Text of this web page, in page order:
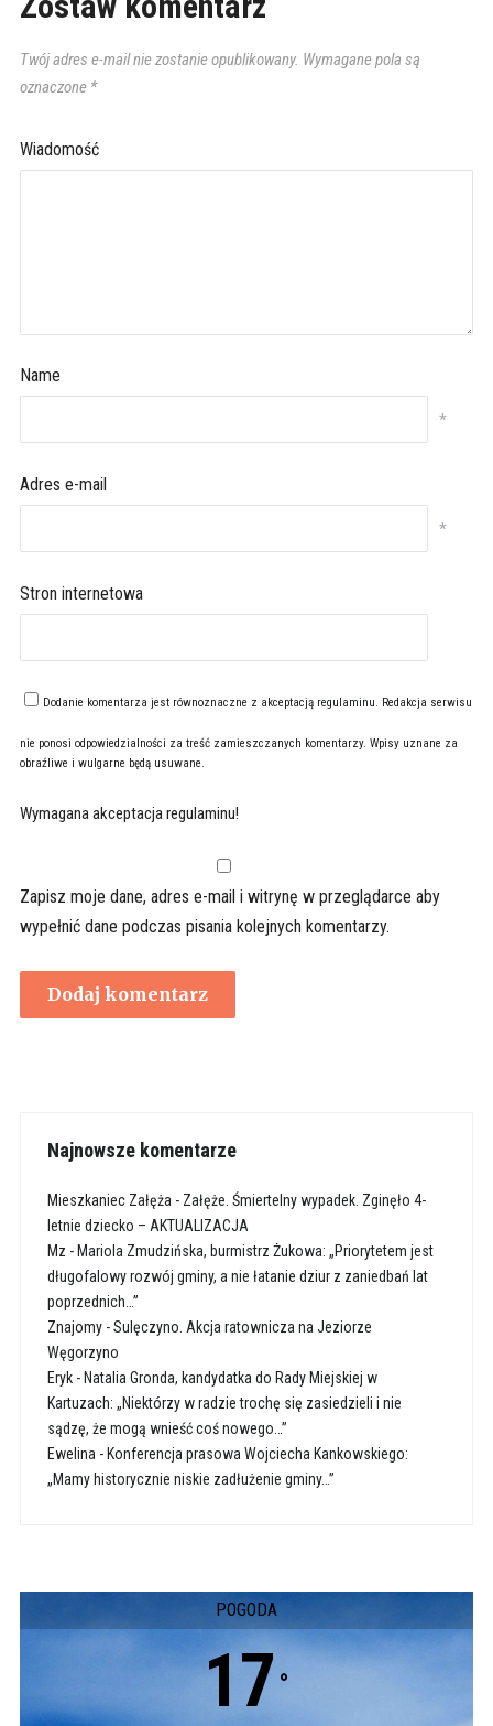
Twój adres e-mail nie zostanie opublikowany. Wymagane pola są
oznaczone *
Wiadomość
Name
*
Adres e-mail
*
Stron internetowa
Dodanie komentarza jest równoznaczne z akceptacją regulaminu. Redakcja serwisu
nie ponosi odpowiedzialności za treść zamieszczanych komentarzy. Wpisy uznane za
obraźliwe i wulgarne będą usuwane.
Wymagana akceptacja regulaminu!
Zapisz moje dane, adres e-mail i witrynę w przeglądarce aby
wypełnić dane podczas pisania kolejnych komentarzy.
Najnowsze komentarze
Mieszkaniec Załęża - Załęże. Śmiertelny wypadek. Zginęło 4-
letnie dziecko – AKTUALIZACJA
Mz - Mariola Zmudzińska, burmistrz Żukowa: „Priorytetem jest
długofalowy rozwój gminy, a nie łatanie dziur z zaniedbań lat
poprzednich…”
Znajomy-Sulęczyno. Akcja ratownicza na Jeziorze
Węgorzyno
Eryk- Natalia Gronda, kandydatka do Rady Miejskiej w
Kartuzach: „Niektórzy w radzie trochę się zasiedzieli i nie
sądzę, że mogą wnieść coś nowego…”
Ewelina - Konferencja prasowa Wojciecha Kankowskiego:
„Mamy historycznie niskie zadłużenie gminy…”
POGODA
17 °